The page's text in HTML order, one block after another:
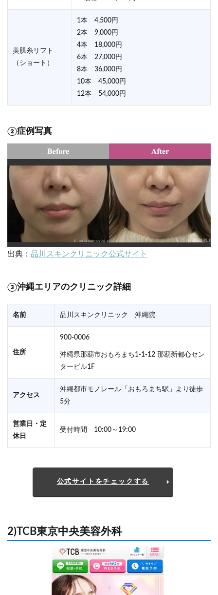
美肌糸リフト
（ショート）
1本 4,500円
2本 9,000円
4本 18,000円
6本 27,000円
8本 36,000円
10本 45,000円
12本 54,000円
②症例写真
出典： 品川スキンクリニック公式サイト
③沖縄エリアのクリニック詳細
名前 品川スキンクリニック 沖縄院
住所
900-0006
沖縄県那覇市おもろまち1-1-12 那覇新都心セン
タービル1F
アクセス
沖縄都市モノレール「おもろまち駅」より徒歩
5分
営業日・定
休日
受付時間 10:00～19:00
公式サイトをチェックする
2)TCB東京中央美容外科